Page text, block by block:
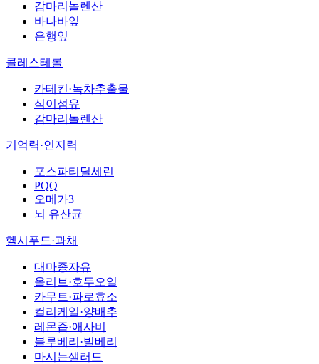
감마리놀렌산
바나바잎
은행잎
콜레스테롤
카테킨·녹차추출물
식이섬유
감마리놀렌산
기억력·인지력
포스파티딜세린
PQQ
오메가3
뇌 유산균
헬시푸드·과채
대마종자유
올리브·호두오일
카무트·파로효소
컬리케일·양배추
레몬즙·애사비
블루베리·빌베리
마시는샐러드